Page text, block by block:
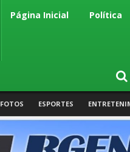
Página Inicial Política
FOTOS ESPORTES